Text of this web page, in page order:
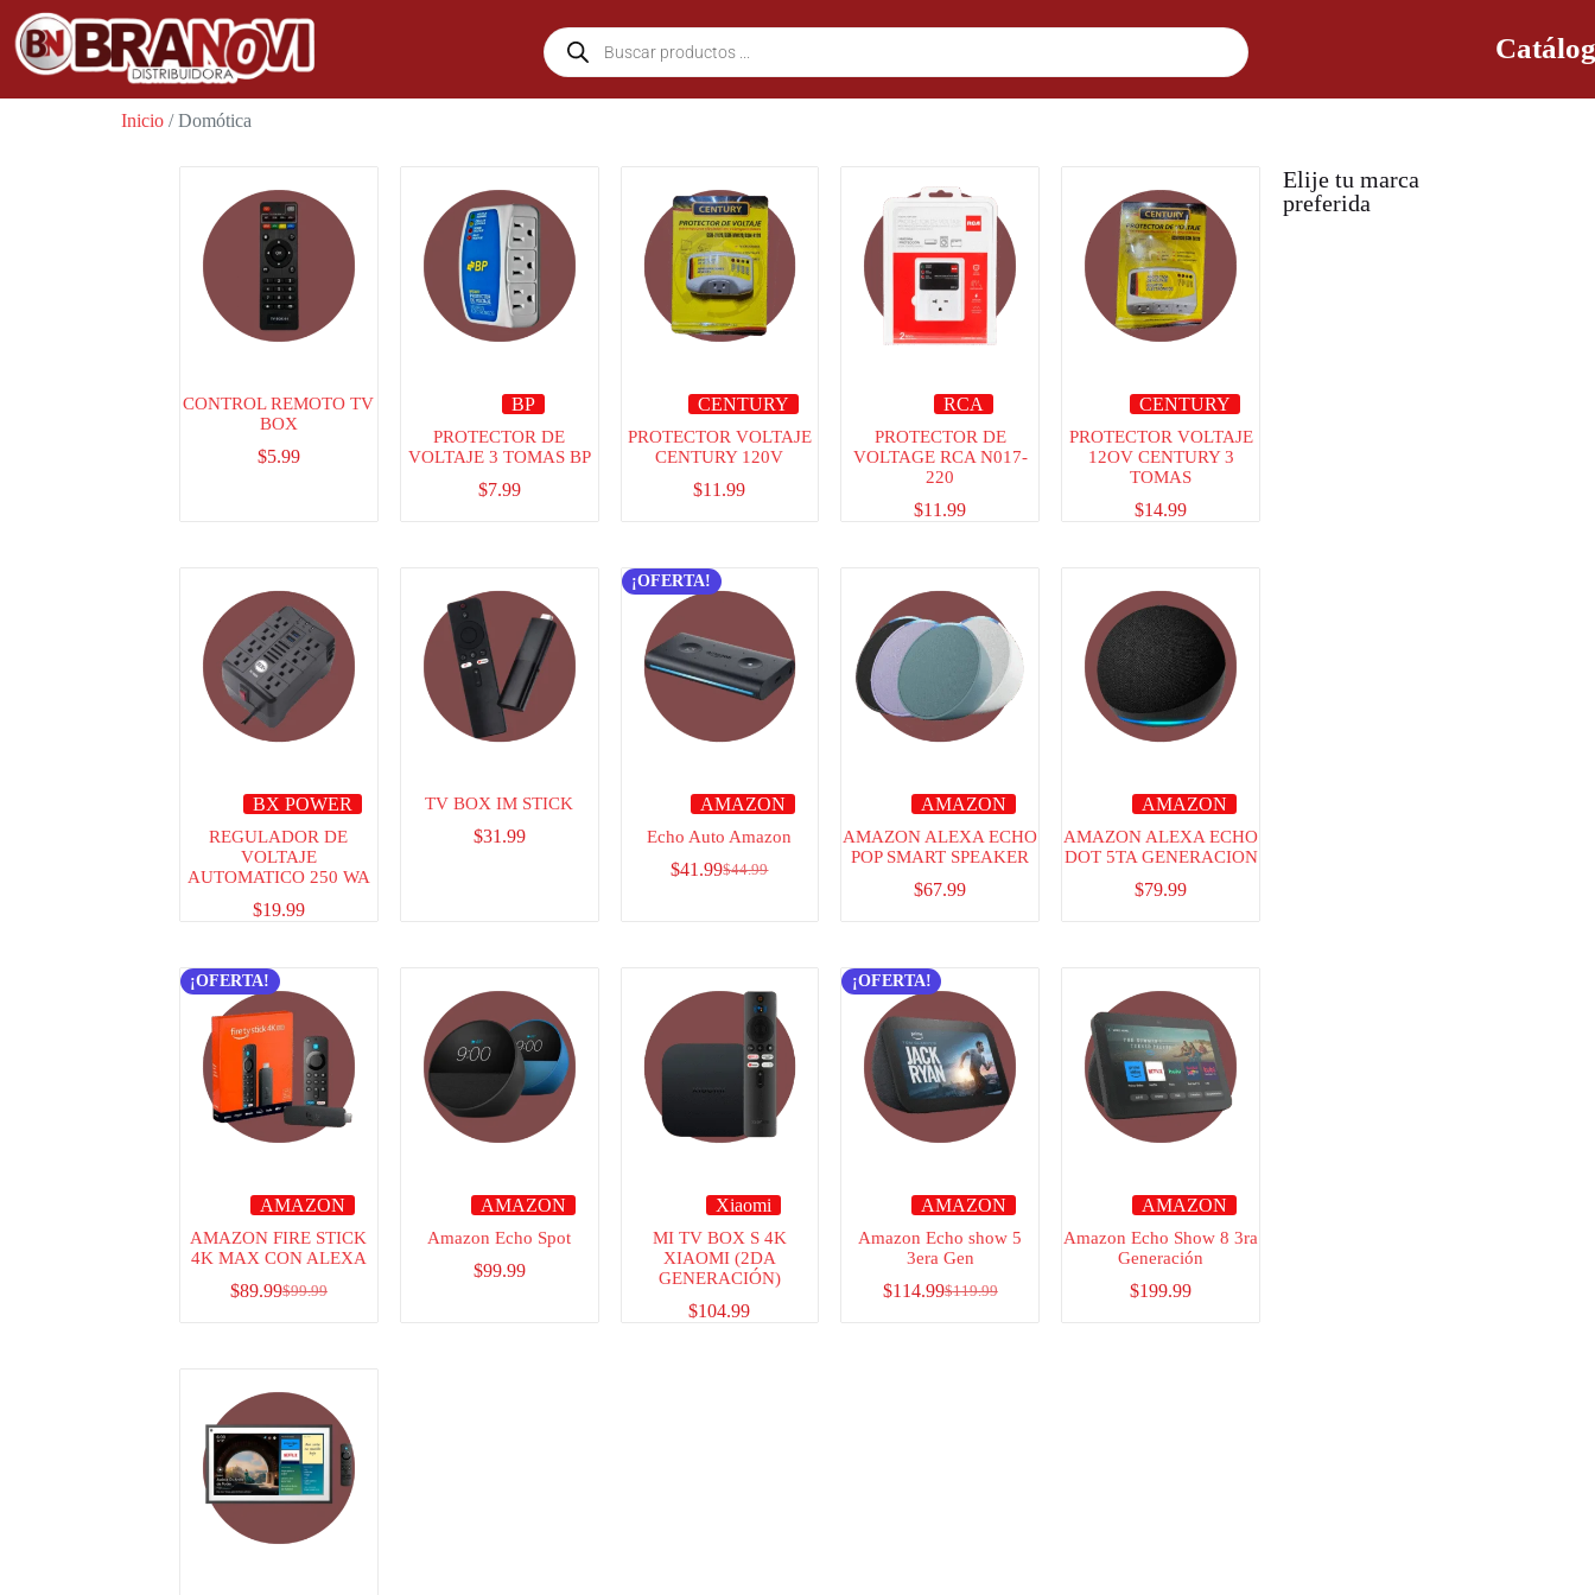
Inicio / Domótica
CONTROL REMOTO TV
BOX
$5.99
BP
PROTECTOR DE
VOLTAJE 3 TOMAS BP
$7.99
CENTURY
PROTECTOR VOLTAJE
CENTURY 120V
$11.99
RCA
PROTECTOR DE
VOLTAGE RCA N017-
220
$11.99
CENTURY
PROTECTOR VOLTAJE
12OV CENTURY 3
TOMAS
$14.99
BX POWER
REGULADOR DE
VOLTAJE
AUTOMATICO 250 WA
$19.99
TV BOX IM STICK
$31.99
¡OFERTA!
AMAZON
Echo Auto Amazon
$44.99
$41.99
AMAZON
AMAZON ALEXA ECHO
POP SMART SPEAKER
$67.99
AMAZON
AMAZON ALEXA ECHO
DOT 5TA GENERACION
$79.99
¡OFERTA!
AMAZON
AMAZON FIRE STICK
4K MAX CON ALEXA
$99.99
$89.99
AMAZON
Amazon Echo Spot
$99.99
Xiaomi
MI TV BOX S 4K
XIAOMI (2DA
GENERACIÓN)
$104.99
¡OFERTA!
AMAZON
Amazon Echo show 5
3era Gen
$119.99
$114.99
AMAZON
Amazon Echo Show 8 3ra
Generación
$199.99
Elije tu marca
preferida